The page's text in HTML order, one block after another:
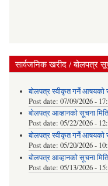
सार्वजनिक खरीद / बोलपत्र
बोलपत्र स्वीकृत गर्ने आषयको
Post date: 07/09/2026 -
बोलपत्र आव्हानको सूचना
Post date: 05/22/2026 -
बोलपत्र स्वीकृत गर्ने
Post date: 05/20/2026 -
बोलपत्र आव्हानको सूचना
Post date: 05/13/2026 -